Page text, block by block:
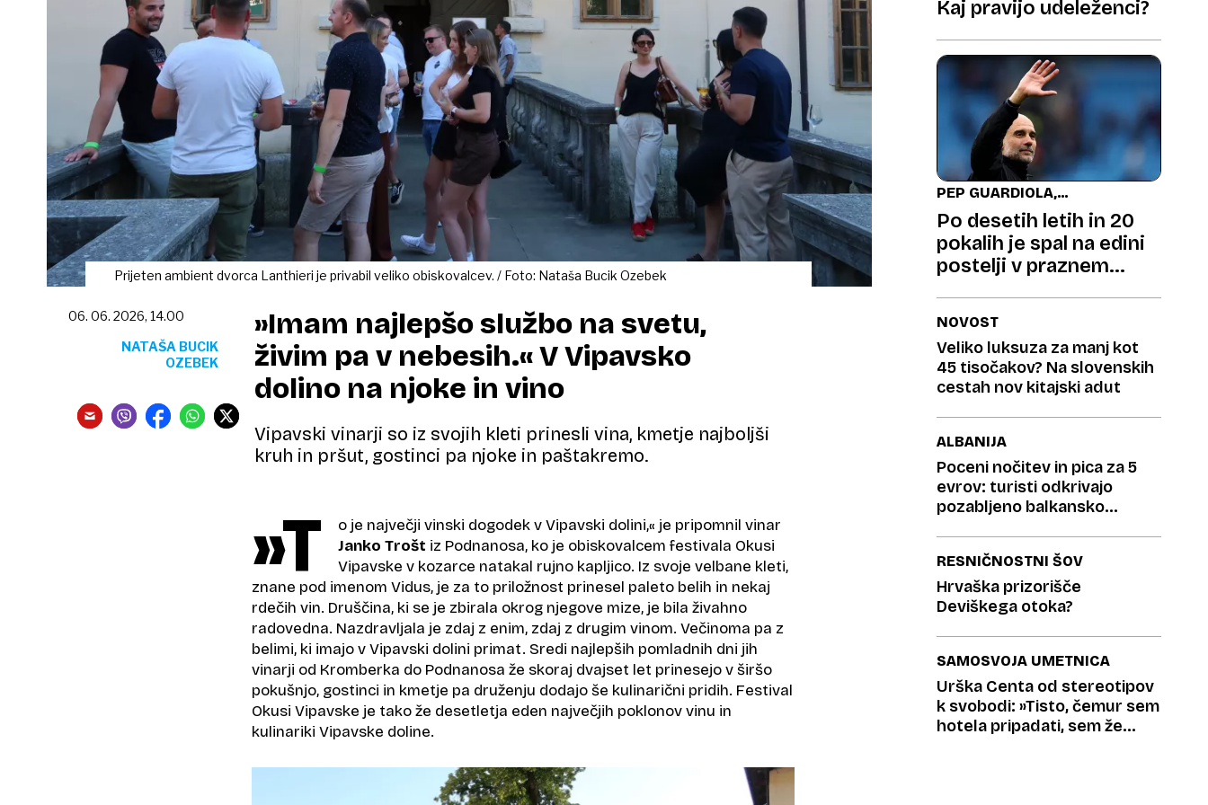
Prijeten ambient dvorca Lanthieri je privabil veliko obiskovalcev. / Foto: Nataša Bucik Ozebek
»Imam najlepšo službo na svetu,
živim pa v nebesih.« V Vipavsko
dolino na njoke in vino
Vipavski vinarji so iz svojih kleti prinesli vina, kmetje najboljši
kruh in pršut, gostinci pa njoke in paštakremo.
06. 06. 2026, 14.00
NATAŠA BUCIK
OZEBEK
»T
o je največji vinski dogodek v Vipavski dolini,« je pripomnil vinar
Janko Trošt iz Podnanosa, ko je obiskovalcem festivala Okusi
Vipavske v kozarce natakal rujno kapljico. Iz svoje velbane kleti,
znane pod imenom Vidus, je za to priložnost prinesel paleto belih in nekaj
rdečih vin. Druščina, ki se je zbirala okrog njegove mize, je bila živahno
radovedna. Nazdravljala je zdaj z enim, zdaj z drugim vinom. Večinoma pa z
belimi, ki imajo v Vipavski dolini primat. Sredi najlepših pomladnih dni jih
vinarji od Kromberka do Podnanosa že skoraj dvajset let prinesejo v širšo
pokušnjo, gostinci in kmetje pa druženju dodajo še kulinarični pridih. Festival
Okusi Vipavske je tako že desetletja eden največjih poklonov vinu in
kulinariki Vipavske doline.
Kaj pravijo udeleženci?
PEP GUARDIOLA,
NOGOMETNI TRENER
Po desetih letih in 20
pokalih je spal na edini
postelji v praznem
NOVOST
Veliko luksuza za manj kot
45 tisočakov? Na slovenskih
cestah nov kitajski adut
ALBANIJA
Poceni nočitev in pica za 5
evrov: turisti odkrivajo
pozabljeno balkansko
RESNIČNOSTNI ŠOV
Hrvaška prizorišče
Deviškega otoka?
SAMOSVOJA UMETNICA
Urška Centa od stereotipov
k svobodi: »Tisto, čemur sem
hotela pripadati, sem že